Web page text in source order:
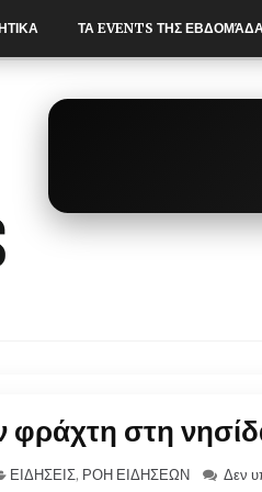
ΤΑ EVENTS ΤΗΣ
στη
ΕΙΔΗΣΕΙΣ, ΡΟΗ ΕΙΔΗΣΕΩΝ Δεν